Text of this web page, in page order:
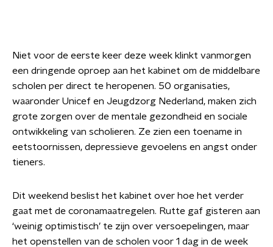
Niet voor de eerste keer deze week klinkt vanmorgen
een dringende oproep aan het kabinet om de middelbare
scholen per direct te heropenen. 50 organisaties,
waaronder Unicef en Jeugdzorg Nederland, maken zich
grote zorgen over de mentale gezondheid en sociale
ontwikkeling van scholieren. Ze zien een toename in
eetstoornissen, depressieve gevoelens en angst onder
tieners.
Dit weekend beslist het kabinet over hoe het verder
gaat met de coronamaatregelen. Rutte gaf gisteren aan
‘weinig optimistisch’ te zijn over versoepelingen, maar
het openstellen van de scholen voor 1 dag in de week